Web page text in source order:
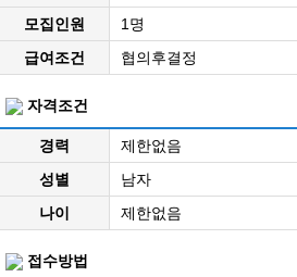
모집인원
1명
급여조건
협의후결정
자격조건
경력
제한없음
성별
남자
나이
제한없음
접수방법